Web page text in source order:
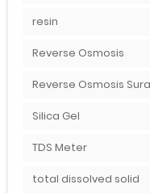
resin
Reverse Osmosis
Silica Gel
TDS Meter
total dissolved solid